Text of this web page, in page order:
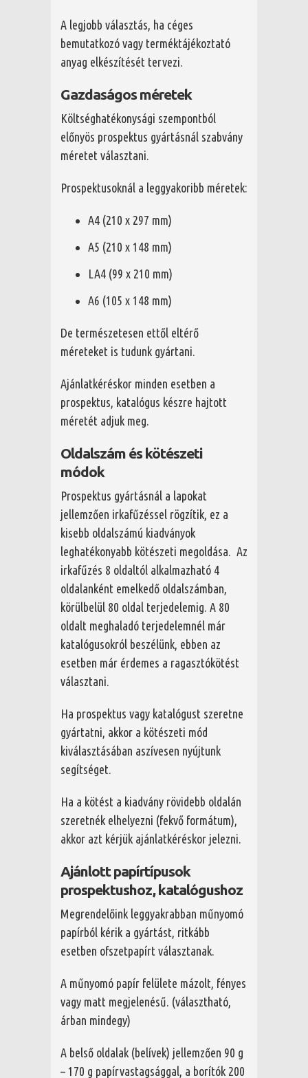
A legjobb választás, ha céges
bemutatkozó vagy terméktájékoztató
anyag elkészítését tervezi.
Gazdaságos méretek
Költséghatékonysági szempontból
előnyös prospektus gyártásnál szabvány
méretet választani.
Prospektusoknál a leggyakoribb méretek:
A4 (210 x 297 mm)
A5 (210 x 148 mm)
LA4 (99 x 210 mm)
A6 (105 x 148 mm)
De természetesen ettől eltérő
méreteket is tudunk gyártani.
Ajánlatkéréskor minden esetben a
prospektus, katalógus készre hajtott
méretét adjuk meg.
Oldalszám és kötészeti
módok
Prospektus gyártásnál a lapokat
jellemzően irkafűzéssel rögzítik, ez a
kisebb oldalszámú kiadványok
leghatékonyabb kötészeti megoldása. Az
irkafűzés 8 oldaltól alkalmazható 4
oldalanként emelkedő oldalszámban,
körülbelül 80 oldal terjedelemig. A 80
oldalt meghaladó terjedelemnél már
katalógusokról beszélünk, ebben az
esetben már érdemes a ragasztókötést
választani.
Ha prospektus vagy katalógust szeretne
gyártatni, akkor a kötészeti mód
kiválasztásában aszívesen nyújtunk
segítséget.
Ha a kötést a kiadvány rövidebb oldalán
szeretnék elhelyezni (fekvő formátum),
akkor azt kérjük ajánlatkéréskor jelezni.
Ajánlott papírtípusok
prospektushoz, katalógushoz
Megrendelőink leggyakrabban műnyomó
papírból kérik a gyártást, ritkább
esetben ofszetpapírt választanak.
A műnyomó papír felülete mázolt, fényes
vagy matt megjelenésű. (választható,
árban mindegy)
A belső oldalak (belívek) jellemzően 90 g
– 170 g papírvastagsággal, a borítók 200